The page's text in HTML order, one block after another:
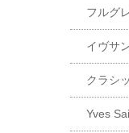
フルグ
イヴサ
クラシ
Yves